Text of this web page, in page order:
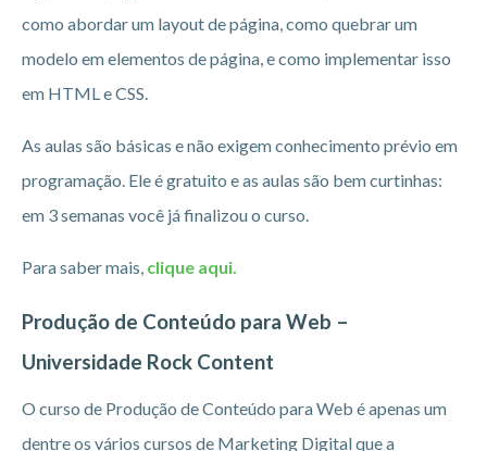
como abordar um layout de página, como quebrar um
modelo em elementos de página, e como implementar isso
em HTML e CSS.
As aulas são básicas e não exigem conhecimento prévio em
programação. Ele é gratuito e as aulas são bem curtinhas:
em 3 semanas você já finalizou o curso.
Para saber mais, clique aqui.
Produção de Conteúdo para Web –
Universidade Rock Content
O curso de Produção de Conteúdo para Web é apenas um
dentre os vários cursos de Marketing Digital que a